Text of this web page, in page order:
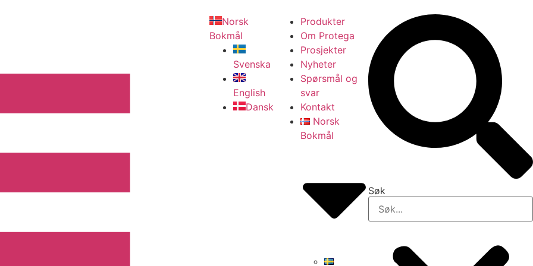
Norsk
Bokmål
Svenska
English
Dansk
Produkter
Om Protega
Prosjekter
Nyheter
Spørsmål og
svar
Kontakt
Norsk
Bokmål
Søk